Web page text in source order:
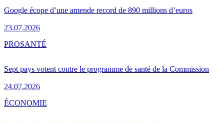
Google écope d’une amende record de 890 millions d’euros
23.07.2026
Sept pays votent contre le programme de santé de la Commission
24.07.2026
PROSANTÉ
ÉCONOMIE